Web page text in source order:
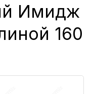
Имидж
160